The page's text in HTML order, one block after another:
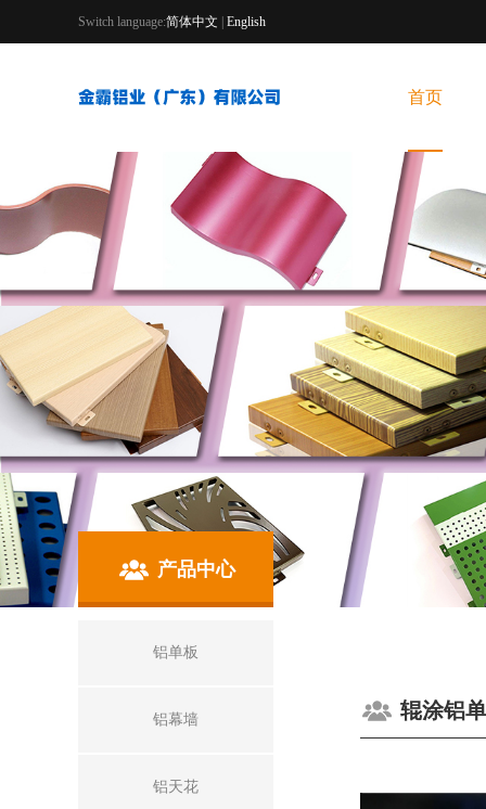
Switch language:简体中文 English
首页
产品中心
铝单板
铝幕墙
铝天花
辊涂铝